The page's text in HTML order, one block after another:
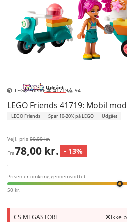
Udgået
LEGO Friends 41719 94
LEGO Friends 41719: Mobil
LEGO Friends Spar 10-20% på LEGO Udgået
Vejl. pris 90,00 kr.
Fra78,00 kr. - 13%
Prisen er omkring gennemsnittet
50 kr.
CS MEGASTORE Ikke